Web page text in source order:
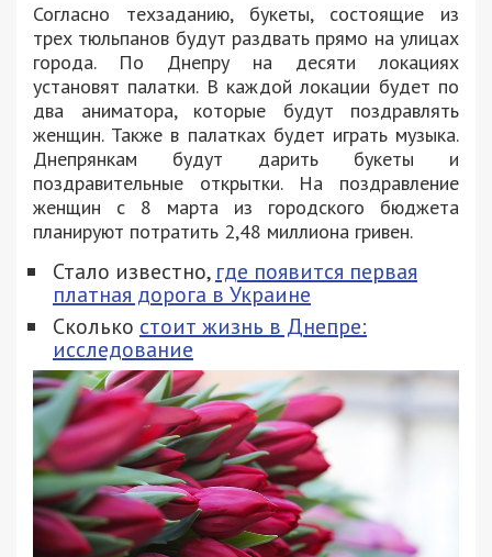
Согласно техзаданию, букеты, состоящие из
трех тюльпанов будут раздвать прямо на улицах
города. По Днепру на десяти локациях
установят палатки. В каждой локации будет по
два аниматора, которые будут поздравлять
женщин. Также в палатках будет играть музыка.
Днепрянкам будут дарить букеты и
поздравительные открытки. На поздравление
женщин с 8 марта из городского бюджета
планируют потратить 2,48 миллиона гривен.
Стало известно, где появится первая
платная дорога в Украине
Сколько стоит жизнь в Днепре:
исследование